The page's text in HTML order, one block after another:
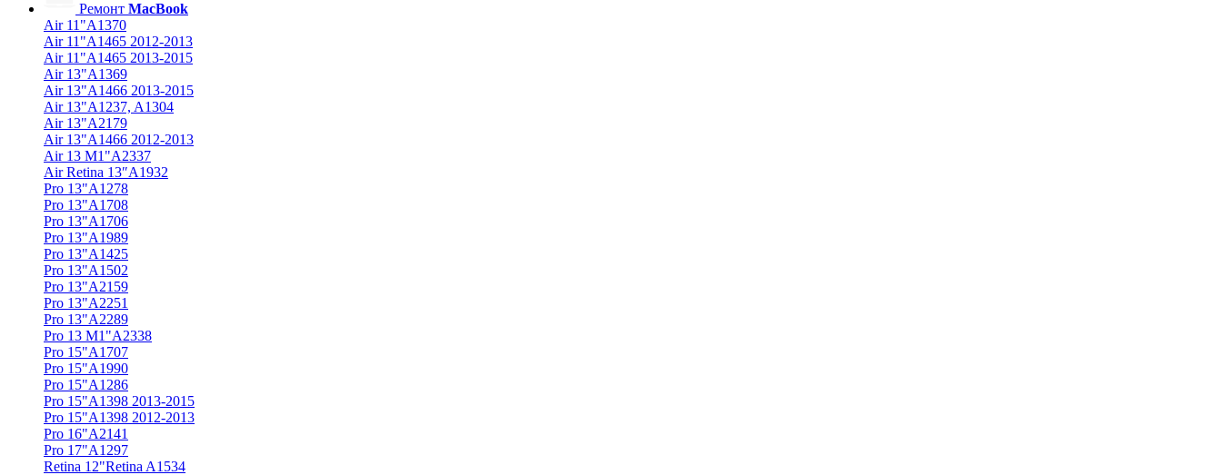
Ремонт MacBook
Air 11"A1370
Air 11"A1465 2012-2013
Air 11"A1465 2013-2015
Air 13"A1369
Air 13"A1466 2013-2015
Air 13"A1237, A1304
Air 13"A2179
Air 13"A1466 2012-2013
Air 13 M1"A2337
Air Retina 13″A1932
Pro 13"A1278
Pro 13"A1708
Pro 13"A1706
Pro 13"A1989
Pro 13"A1425
Pro 13"A1502
Pro 13"A2159
Pro 13"A2251
Pro 13"A2289
Pro 13 M1"A2338
Pro 15"A1707
Pro 15"A1990
Pro 15"A1286
Pro 15"A1398 2013-2015
Pro 15"A1398 2012-2013
Pro 16"A2141
Pro 17"A1297
Retina 12"Retina A1534